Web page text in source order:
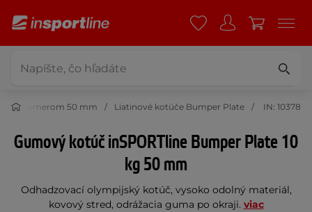
S priemerom 50 mm Liatinové kotúče Bumper Plate IN: 10378
Gumový kotúč inSPORTline Bumper Plate 10
kg 50 mm
Odhadzovací olympijský kotúč, vysoko odolný materiál,
kovový stred, odrážacia guma po okraji. viac